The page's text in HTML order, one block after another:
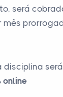
será
mês
disciplina
online